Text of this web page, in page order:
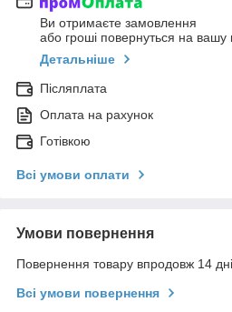
Ви отримаєте замовлення
або гроші повернуться на вашу
Детальніше
Післяплата
Оплата на рахунок
Готівкою
Всі умови оплати
Умови повернення
Повернення товару впродовж 14
Всі умови повернення